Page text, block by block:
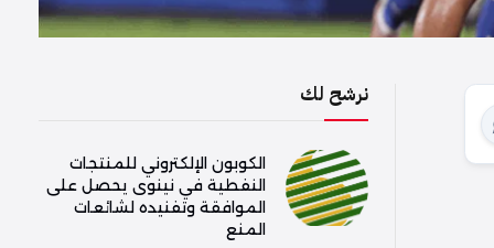
نرشح لك
الكوبون الإلكتروني للمنتجات
النفطية في نينوى يحصل على
الموافقة وتفنيده لشائعات
المنع